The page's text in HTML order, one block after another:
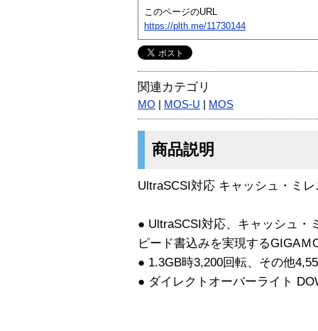
このページのURL
https://plth.me/11730144
関連カテゴリ
MO MOS-U MOS
商品説明
UltraSCSI対応 キャッシュ・ミ
● UltraSCSI対応、キャッシュ・
ピード書込みを実現するGIGAＭ
● 1.3GB時3,200回転、その他
● ダイレクトオーバーライト